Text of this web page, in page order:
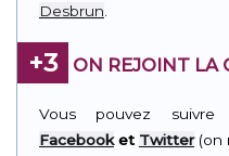
Desbrun
+3 ON REJOINT LA
Vous pouvez suivre
Facebooket Twitter(on